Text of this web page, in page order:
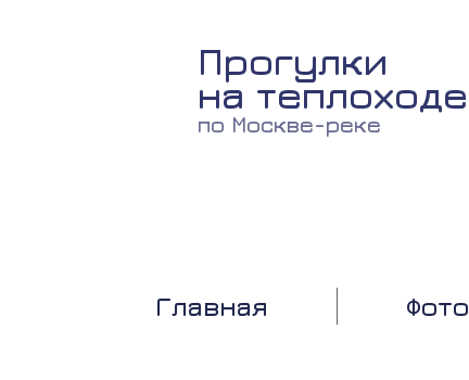
Прогулки
на теплоходе
по Москве-реке
Главная Фото